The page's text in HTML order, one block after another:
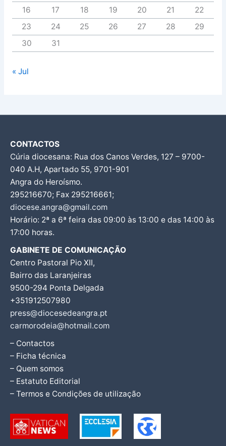
16
17 18 19 20 21
22
23
24 25 26 27 28
29
30
31
« Jul
CONTACTOS
Cúria diocesana: Rua dos Canos Verdes, 127 – 9700-
040 A.H, Apartado 55, 9701-901
Angra do Heroísmo.
295216670; Fax 295216661;
diocese.angra@gmail.com
Horário: 2ª a 6ª feira das 09:00 às 13:00 e das 14:00 às
17:00 horas.
GABINETE DE COMUNICAÇÃO
Centro Pastoral Pio XII,
Bairro das Laranjeiras
9500-294 Ponta Delgada
+351912507980
press@diocesedeangra.pt
carmorodeia@hotmail.com
– Contactos
– Ficha técnica
– Quem somos
– Estatuto Editorial
– Termos e Condições de utilização